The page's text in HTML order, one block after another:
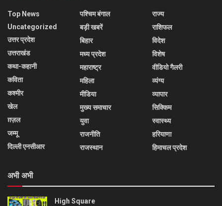
Top News
Uncategorized
उत्तर प्रदेश
उत्तराखंड
कथा-कहानी
कविता
कश्मीर
खेल
ग़ज़ल
जम्मू
दिल्ली एनसीआर
पश्चिम बंगाल
बड़ी खबरें
बिहार
मध्य प्रदेश
महाराष्ट्र
महिला
मीडिया
मुख्य समाचार
युवा
राजनीति
राजस्थान
राज्य
राशिफल
विदेश
विशेष
वीडियो गैलरी
व्यंग्य
व्यापार
सिक्किम
स्वास्थ्य
हरियाणा
हिमाचल प्रदेश
अभी अभी
High Square